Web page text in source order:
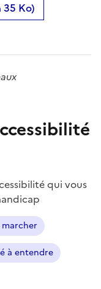
35 Ko)
qui vous
à entendre